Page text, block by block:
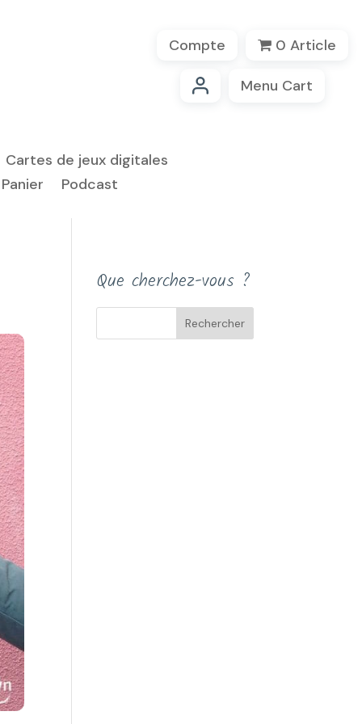
Compte 0 Article
Menu Cart
Cartes de jeux digitales
Panier Podcast
Que cherchez-vous ?